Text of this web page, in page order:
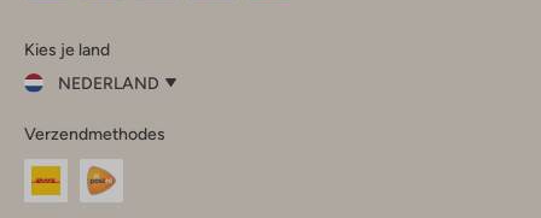
InstagramFacebook
Kies je land
NEDERLAND
je
land
Nederland
Verzendmethodes